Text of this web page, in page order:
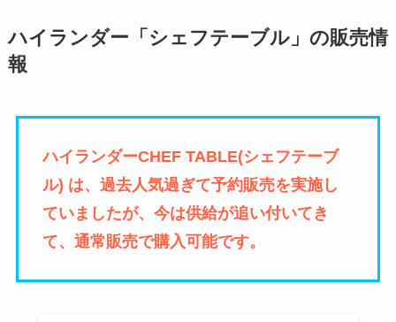
ハイランダー「シェフテーブル」の販売情
報
ハイランダーCHEF TABLE(シェフテーブ
ル) は、過去人気過ぎて予約販売を実施し
ていましたが、今は供給が追い付いてき
て、通常販売で購入可能です。